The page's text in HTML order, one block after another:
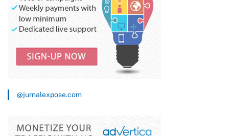
@jurnalexpose.com